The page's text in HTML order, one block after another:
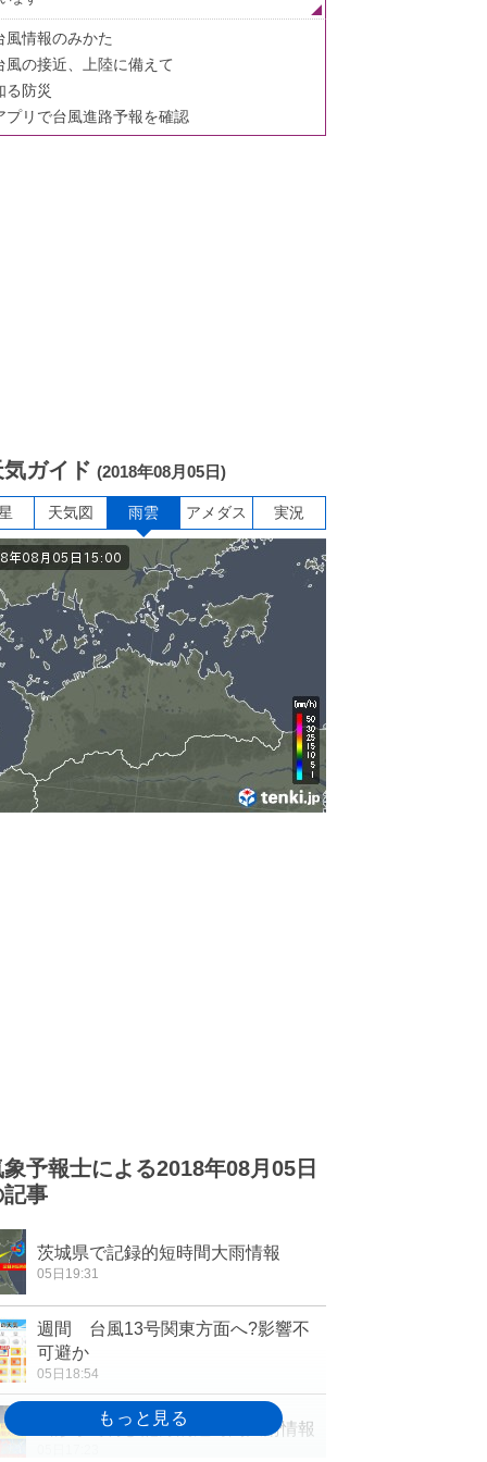
風情報のみかた
風の接近、上陸に備えて
る防災
プリで台風進路予報を確認
ガイド (2018年08月05日)
天気図 雨雲 アメダス 実況
予報士による2018年08月05日
記事
茨城県で記録的短時間大雨情報
05日19:31
週間 台風13号関東方面へ?影響不
可避か
05日18:54
山形県で再び記録的短時間大雨情報